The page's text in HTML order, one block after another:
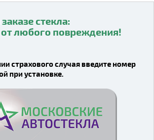
Видео о компании
стекла:
от любого повреждения!
стекла:
от любого повреждения!
страхового случая введите номер
при установке.